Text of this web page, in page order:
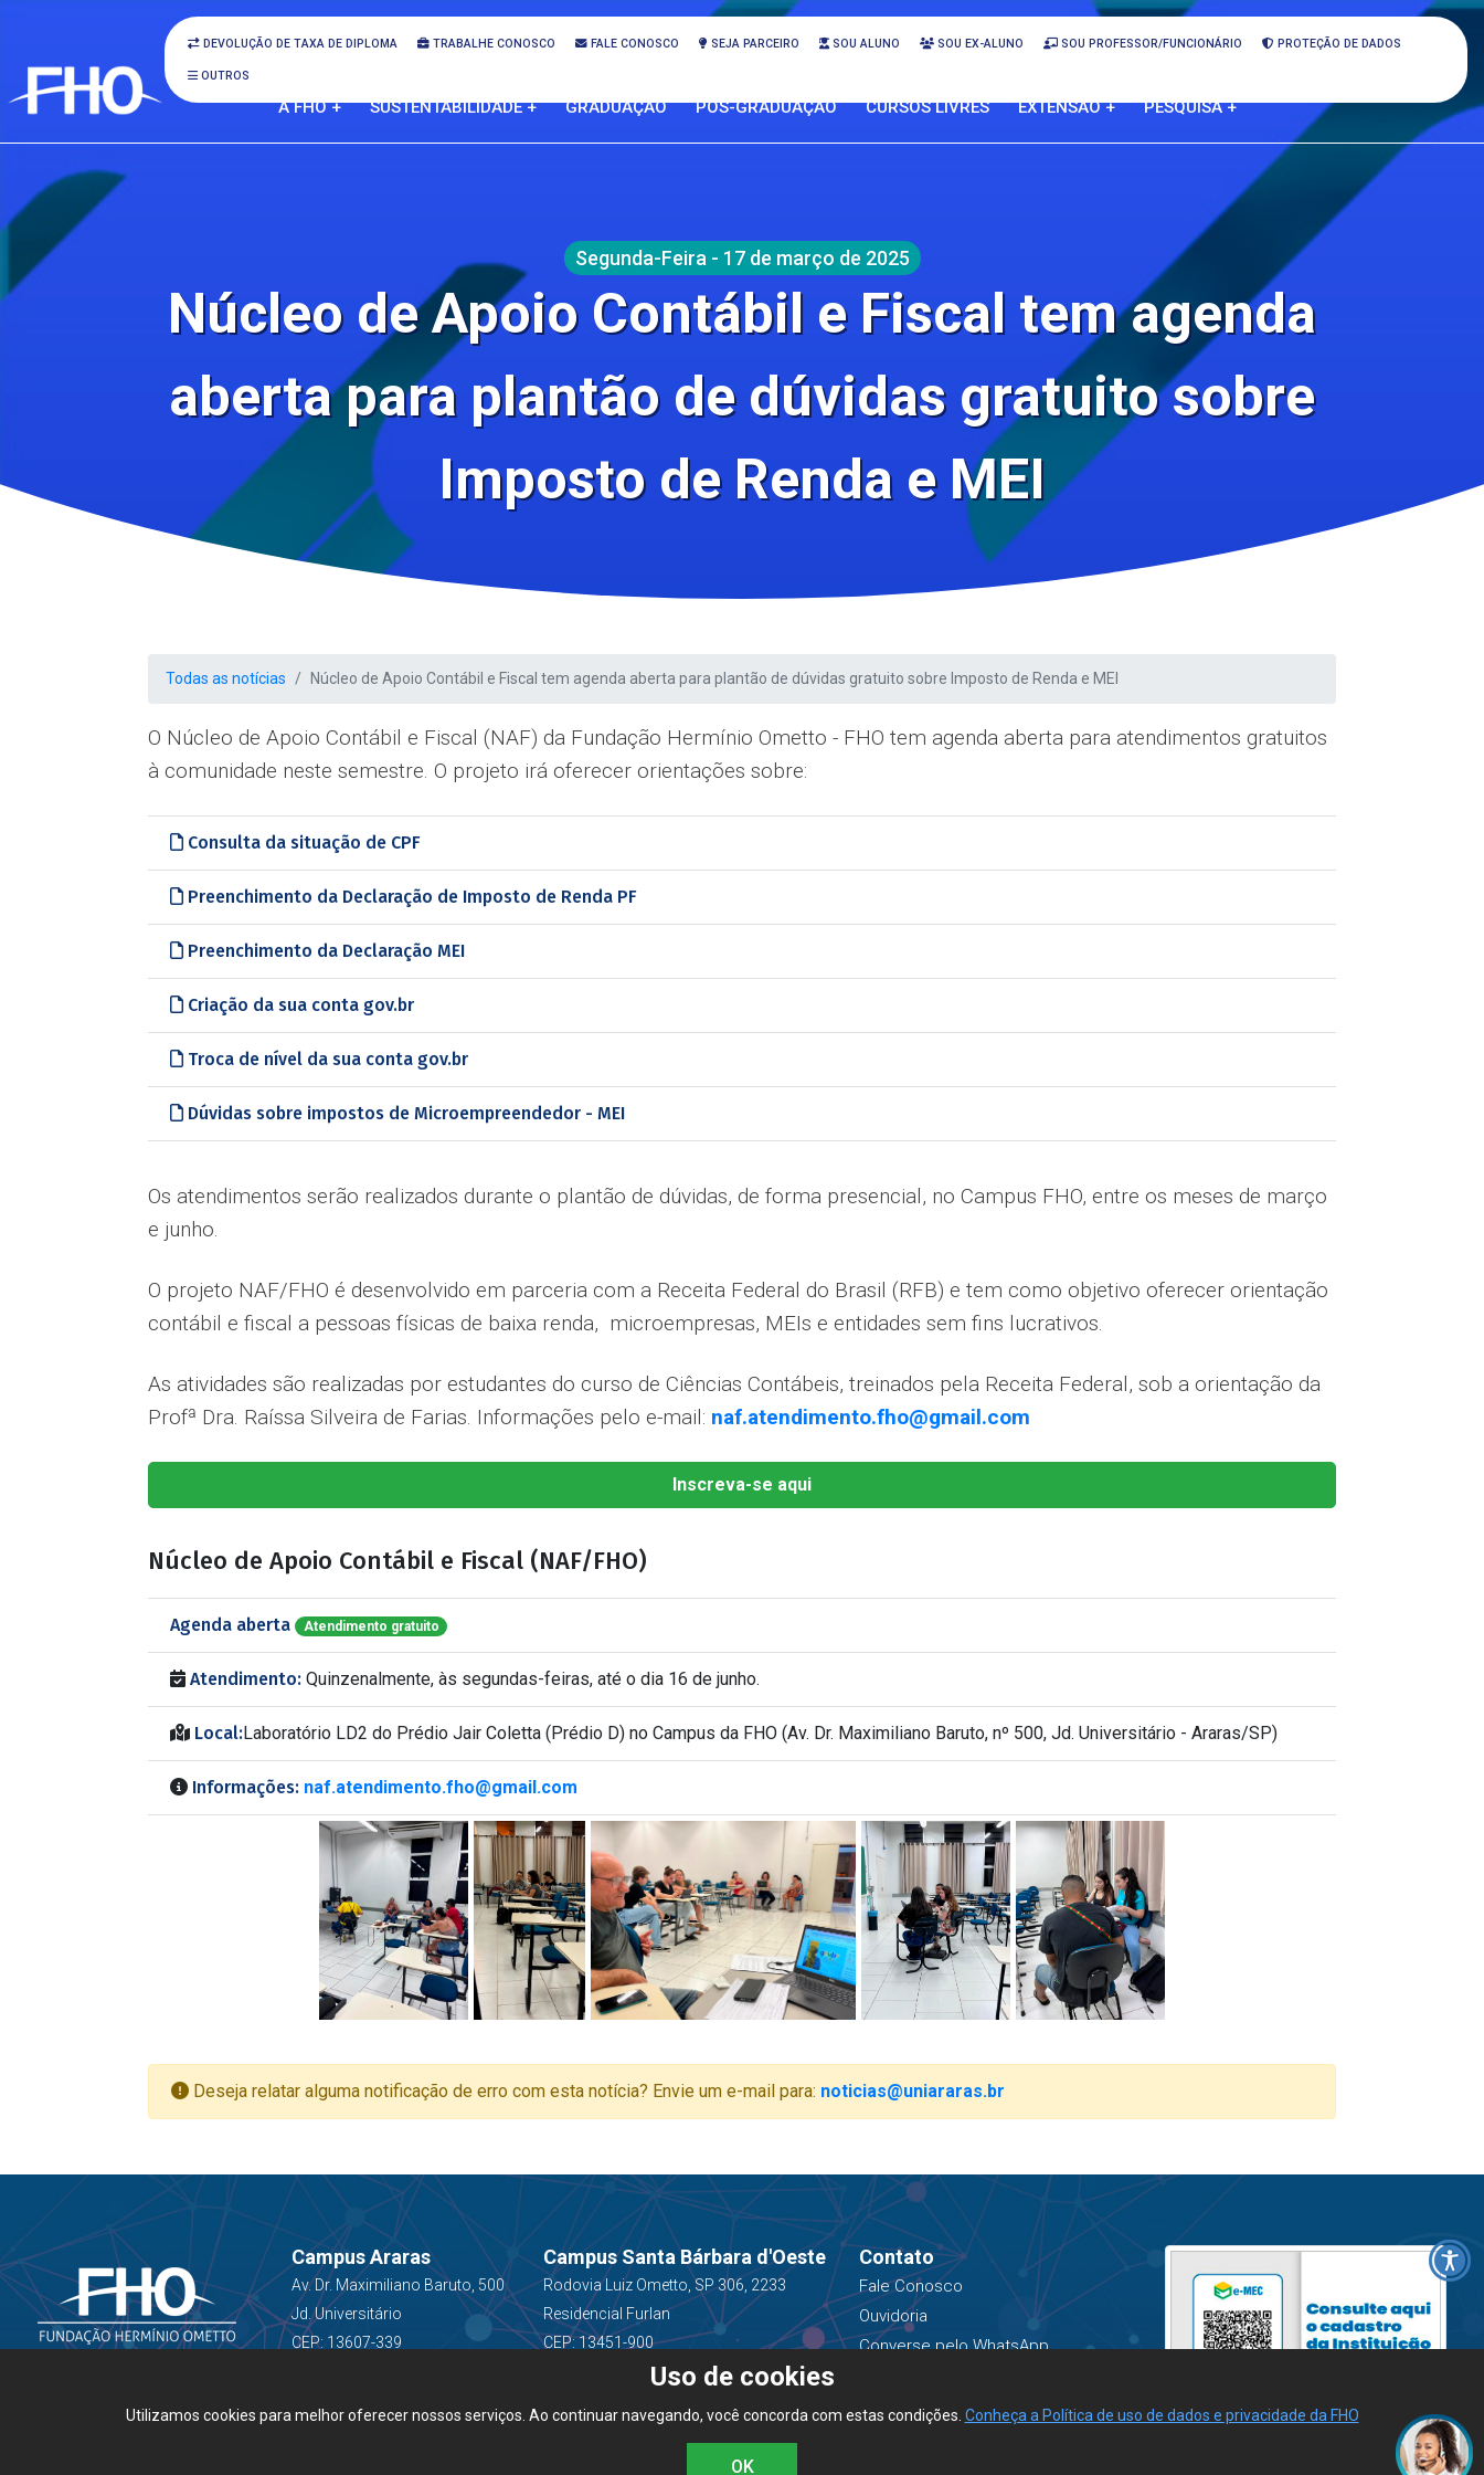
DEVOLUÇÃO DE TAXA DE DIPLOMA TRABALHE CONOSCO FALE CONOSCO SEJA PARCEIRO SOU ALUNO SOU EX-ALUNO SOU PROFESSOR/FUNCIONÁRIO PROTEÇÃO DE DADOS
OUTROS
A FHO + SUSTENTABILIDADE + GRADUAÇÃO PÓS-GRADUAÇÃO CURSOS LIVRES EXTENSÃO + PESQUISA +
Segunda-Feira - 17 de março de 2025
Núcleo de Apoio Contábil e Fiscal tem agenda
aberta para plantão de dúvidas gratuito sobre
Imposto de Renda e MEI
Todas as notícias Núcleo de Apoio Contábil e Fiscal tem agenda aberta para plantão de dúvidas gratuito sobre Imposto de Renda e MEI
O Núcleo de Apoio Contábil e Fiscal (NAF) da Fundação Hermínio Ometto - FHO tem agenda aberta para atendimentos gratuitos
à comunidade neste semestre. O projeto irá oferecer orientações sobre:
Consulta da situação de CPF
Preenchimento da Declaração de Imposto de Renda PF
Preenchimento da Declaração MEI
Criação da sua conta gov.br
Troca de nível da sua conta gov.br
Dúvidas sobre impostos de Microempreendedor - MEI
Os atendimentos serão realizados durante o plantão de dúvidas, de forma presencial, no Campus FHO, entre os meses de março
e junho.
O projeto NAF/FHO é desenvolvido em parceria com a Receita Federal do Brasil (RFB) e tem como objetivo oferecer orientação
contábil e fiscal a pessoas físicas de baixa renda, microempresas, MEIs e entidades sem fins lucrativos.
As atividades são realizadas por estudantes do curso de Ciências Contábeis, treinados pela Receita Federal, sob a orientação da
Profª Dra. Raíssa Silveira de Farias. Informações pelo e-mail: naf.atendimento.fho@gmail.com
Inscreva-se aqui
Núcleo de Apoio Contábil e Fiscal (NAF/FHO)
Agenda aberta Atendimento gratuito
Atendimento: Quinzenalmente, às segundas-feiras, até o dia 16 de junho.
Local:Laboratório LD2 do Prédio Jair Coletta (Prédio D) no Campus da FHO (Av. Dr. Maximiliano Baruto, nº 500, Jd. Universitário - Araras/SP)
Informações: naf.atendimento.fho@gmail.com
Deseja relatar alguma notificação de erro com esta notícia? Envie um e-mail para: noticias@uniararas.br
Campus Araras
Av. Dr. Maximiliano Baruto, 500
Jd. Universitário
CEP: 13607-339
Campus Santa Bárbara d'Oeste
Rodovia Luiz Ometto, SP 306, 2233
Residencial Furlan
CEP: 13451-900
Contato
Fale Conosco
Ouvidoria
Converse pelo WhatsApp
Uso de cookies
Utilizamos cookies para melhor oferecer nossos serviços. Ao continuar navegando, você concorda com estas condições. Conheça a Política de uso de dados e privacidade da FHO
OK